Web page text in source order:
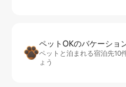
ペットOKのバ⁠ケ⁠ー⁠シ⁠ョ⁠
ペットと泊まれる宿泊先10
ょう